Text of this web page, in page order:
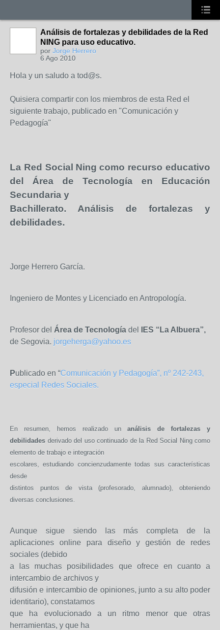
Análisis de fortalezas y debilidades de la Red
NING para uso educativo.
por Jorge Herrero
6 Ago 2010
Hola y un saludo a tod@s.
Quisiera compartir con los miembros de esta Red el
siguiente trabajo, publicado en "Comunicación y
Pedagogía"
La Red Social Ning como recurso educativo
del Área de Tecnología en Educación
Secundaria y
Bachillerato. Análisis de fortalezas y
debilidades.
Jorge Herrero García.
Ingeniero de Montes y Licenciado en Antropología.
Profesor del Área de Tecnología del
IES “La Albuera”,
de Segovia. jorgeherga@yahoo.es
Publicado en “Comunicación y Pedagogía”, nº 242-243,
especial Redes Sociales.
En resumen, hemos realizado unanálisis de fortalezas y
debilidades derivado del uso continuado de la Red Social Ning como
elemento de trabajo e integración
escolares, estudiando concienzudamente todas sus características
desde
distintos puntos de vista (profesorado, alumnado), obteniendo
diversas conclusiones.
Aunque sigue siendo las más completa de la
aplicaciones online para diseño y gestión de redes
sociales (debido
a las muchas posibilidades que ofrece en cuanto a
intercambio de archivos y
difusión e intercambio de opiniones, junto a su alto poder
identitario), constatamos
que ha evolucionado a un ritmo menor que otras
herramientas, y que ha